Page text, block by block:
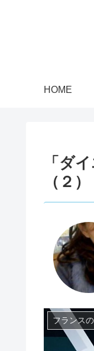
HOME
「ダ
（２）
フランス